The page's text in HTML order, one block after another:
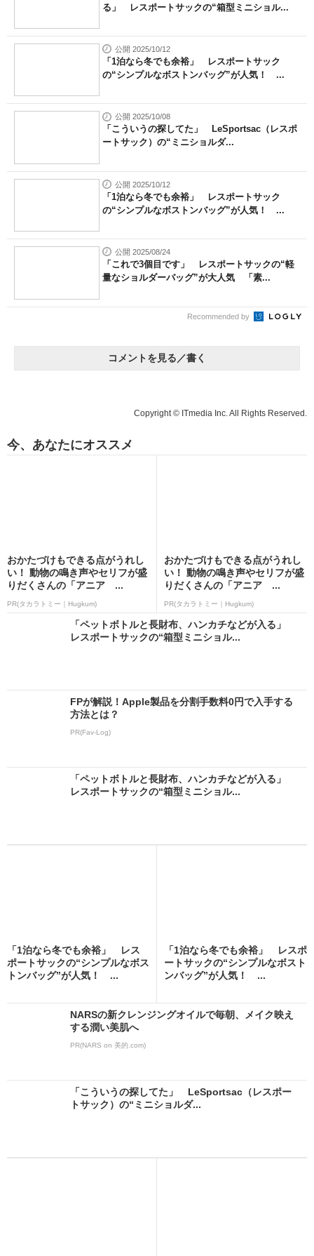
る」 レスポートサックの“箱型ミニショル...
公開 2025/10/12
「1泊なら冬でも余裕」 レスポートサック
の“シンプルなボストンバッグ”が人気！ ...
公開 2025/10/08
「こういうの探してた」 LeSportsac（レスポ
ートサック）の“ミニショルダ...
公開 2025/10/12
「1泊なら冬でも余裕」 レスポートサック
の“シンプルなボストンバッグ”が人気！ ...
公開 2025/08/24
「これで3個目です」 レスポートサックの“軽
量なショルダーバッグ”が大人気 「素...
Recommended by
コメントを見る／書く
Copyright © ITmedia Inc. All Rights Reserved.
今、あなたにオススメ
おかたづけもできる点がうれし
い！ 動物の鳴き声やセリフが盛
りだくさんの「アニア ...
PR(タカラトミー｜Hugkum)
おかたづけもできる点がうれし
い！ 動物の鳴き声やセリフが盛
りだくさんの「アニア ...
PR(タカラトミー｜Hugkum)
「ペットボトルと長財布、ハンカチなどが入る」
レスポートサックの“箱型ミニショル...
FPが解説！Apple製品を分割手数料0円で入手する
方法とは？
PR(Fav-Log)
「ペットボトルと長財布、ハンカチなどが入る」
レスポートサックの“箱型ミニショル...
「1泊なら冬でも余裕」 レス
ポートサックの“シンプルなボス
トンバッグ”が人気！ ...
「1泊なら冬でも余裕」 レスポ
ートサックの“シンプルなボスト
ンバッグ”が人気！ ...
NARSの新クレンジングオイルで毎朝、メイク映え
する潤い美肌へ
PR(NARS on 美的.com)
「こういうの探してた」 LeSportsac（レスポー
トサック）の“ミニショルダ...